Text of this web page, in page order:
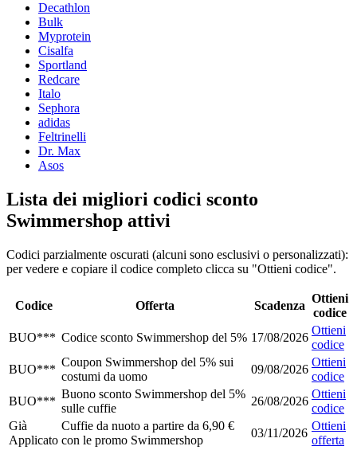
Decathlon
Bulk
Myprotein
Cisalfa
Sportland
Redcare
Italo
Sephora
adidas
Feltrinelli
Dr. Max
Asos
Lista dei migliori codici sconto
Swimmershop attivi
Codici parzialmente oscurati (alcuni sono esclusivi o personalizzati):
per vedere e copiare il codice completo clicca su "Ottieni codice".
Codice Offerta Scadenza
Ottieni
codice
BUO*** Codice sconto Swimmershop del 5% 17/08/2026
Ottieni
codice
BUO***
Coupon Swimmershop del 5% sui
costumi da uomo
09/08/2026
Ottieni
codice
BUO***
Buono sconto Swimmershop del 5%
sulle cuffie
26/08/2026
Ottieni
codice
Già
Applicato
Cuffie da nuoto a partire da 6,90 €
con le promo Swimmershop
03/11/2026
Ottieni
offerta